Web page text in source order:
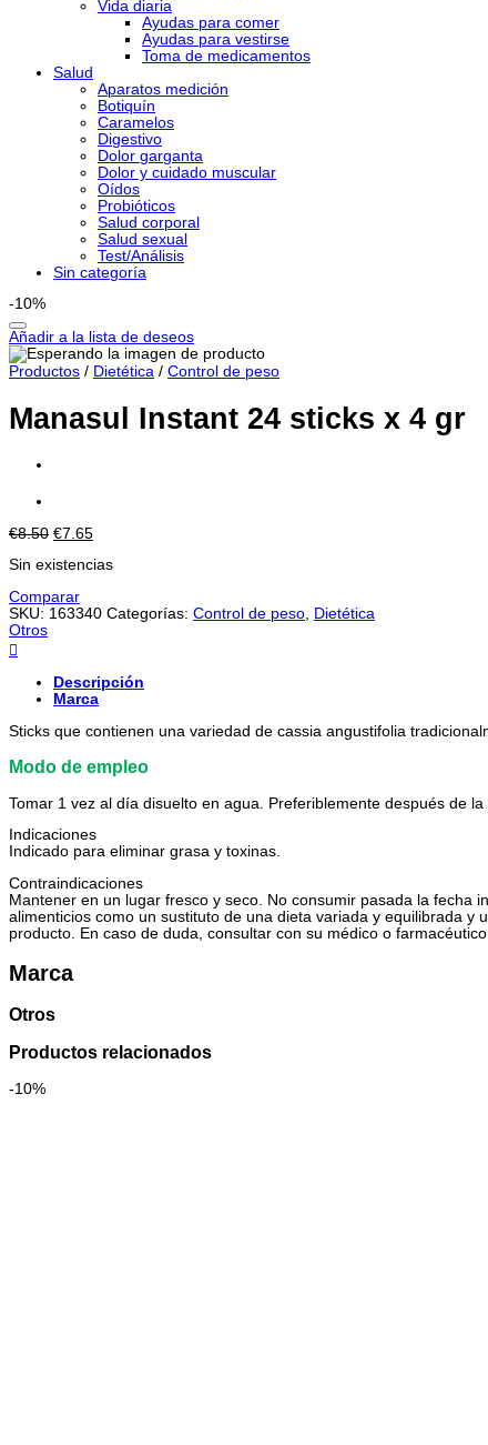
Vida diaria
Ayudas para comer
Ayudas para vestirse
Toma de medicamentos
Salud
Aparatos medición
Botiquín
Caramelos
Digestivo
Dolor garganta
Dolor y cuidado muscular
Oídos
Probióticos
Salud corporal
Salud sexual
Test/Análisis
Sin categoría
-10%
Añadir a la lista de deseos
Productos / Dietética / Control de peso
Manasul Instant 24 sticks x 4 gr
€8.50 El
original
€8.50.
€7.65El
actual
Sin existencias
Comparar
SKU: 163340 Categorías: Control de peso
Dietética
Otros
Descripción
Marca
Sticks que contienen una variedad de cassia angustifolia
Modo de empleo
Tomar 1 vez al día disuelto en agua. Preferiblemente después de la
Indicaciones
Indicado para eliminar grasa y toxinas.
Contraindicaciones
Mantener en un lugar fresco y seco. No consumir pasada la fecha
alimenticios como un sustituto de una dieta variada y equilibrada y
producto. En caso de duda, consultar con su médico o farmacéutico.
Marca
Otros
Productos relacionados
-10%